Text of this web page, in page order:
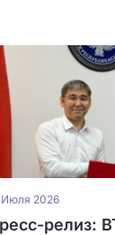
Июля 2026
релиз: